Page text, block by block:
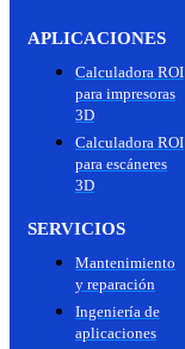
APLICACIONES
Calculadora ROI
para impresoras
3D
Calculadora ROI
para escáneres
3D
SERVICIOS
Mantenimiento
y reparación
Ingeniería de
aplicaciones